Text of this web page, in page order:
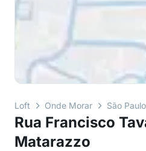
Loft Onde Morar São Paulo
Rua Francisco
Matarazzo